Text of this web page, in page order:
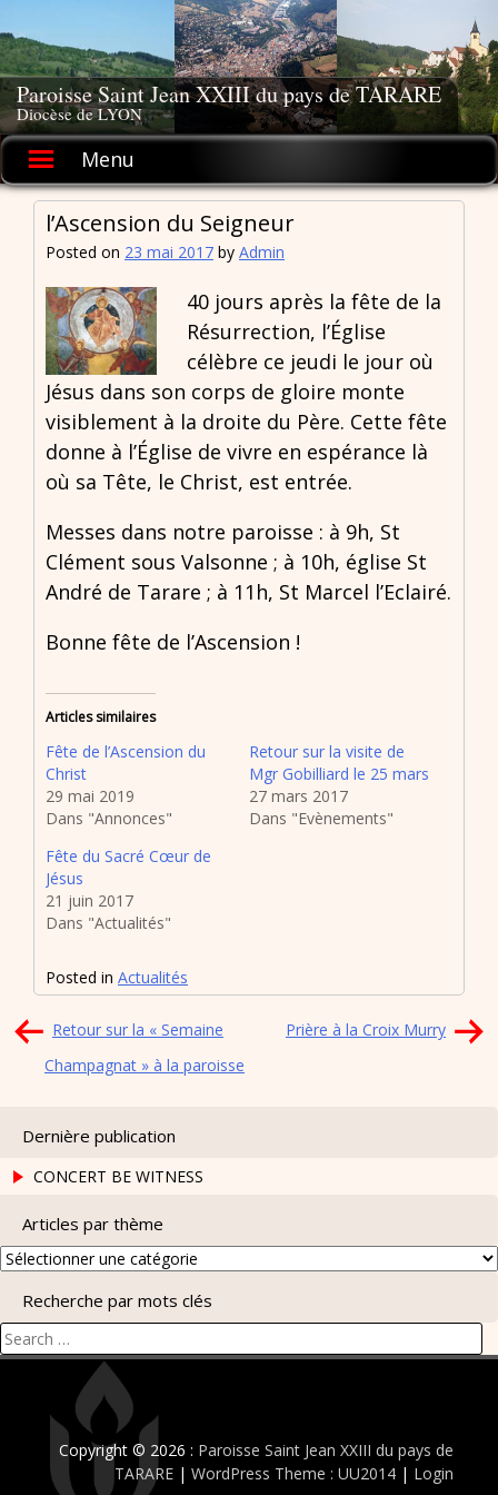
to
content
Paroisse Saint Jean XXIII du pays de TARARE
Diocèse de LYON
Menu
l’Ascension du Seigneur
Posted on 23 mai 2017 by Admin
40 jours après la fête de la
Résurrection, l’Église
célèbre ce jeudi le jour où
Jésus dans son corps de gloire monte
visiblement à la droite du Père. Cette fête
donne à l’Église de vivre en espérance là
où sa Tête, le Christ, est entrée.
Messes dans notre paroisse : à 9h, St
Clément sous Valsonne ; à 10h, église St
André de Tarare ; à 11h, St Marcel l’Eclairé.
Bonne fête de l’Ascension !
Articles similaires
Fête de l’Ascension du
Christ
29 mai 2019
Dans "Annonces"
Retour sur la visite de
Mgr Gobilliard le 25 mars
27 mars 2017
Dans "Evènements"
Fête du Sacré Cœur de
Jésus
21 juin 2017
Dans "Actualités"
Posted in Actualités
Navigation
de
Retour sur la « Semaine
Champagnat » à la paroisse
Prière à la Croix Murry
Dernière publication
CONCERT BE WITNESS
Articles par thème
Articles
thèmeRecherche par mots clés
Search
for:
Copyright © 2026 : Paroisse Saint Jean XXIII du pays de
TARARE | WordPress Theme : UU2014 | Login